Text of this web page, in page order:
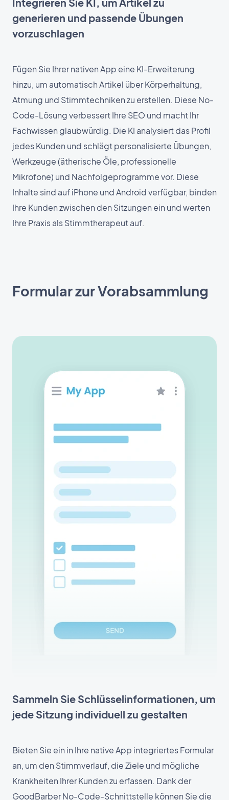
generieren und passende Übungen
vorzuschlagen
Fügen Sie Ihrer nativen App eine KI-Erweiterung
hinzu, um automatisch Artikel über Körperhaltung,
Atmung und Stimmtechniken zu erstellen. Diese No-
Code-Lösung verbessert Ihre SEO und macht Ihr
Fachwissen glaubwürdig. Die KI analysiert das Profil
jedes Kunden und schlägt personalisierte Übungen,
Werkzeuge (ätherische Öle, professionelle
Mikrofone) und Nachfolgeprogramme vor. Diese
Inhalte sind auf iPhone und Android verfügbar, binden
Ihre Kunden zwischen den Sitzungen ein und werten
Ihre Praxis als Stimmtherapeut auf.
Formular zur Vorabsammlung
Sammeln Sie Schlüsselinformationen, um
jede Sitzung individuell zu gestalten
Bieten Sie ein in Ihre native App integriertes Formular
an, um den Stimmverlauf, die Ziele und mögliche
Krankheiten Ihrer Kunden zu erfassen. Dank der
GoodBarber No-Code-Schnittstelle können Sie die